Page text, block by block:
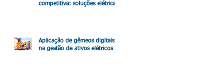
competitiva: soluções elétricas
Aplicação de gêmeos digitais
na gestão de ativos elétricos